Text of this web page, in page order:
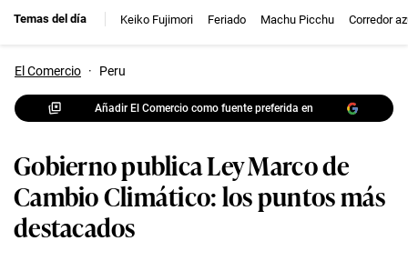
Temas del día Keiko Fujimori Feriado Machu Picchu Corredor
El Comercio · Peru
Añadir El Comercio como fuente preferida en
Gobierno publica Ley Marco de
Cambio Climático: los puntos más
destacados